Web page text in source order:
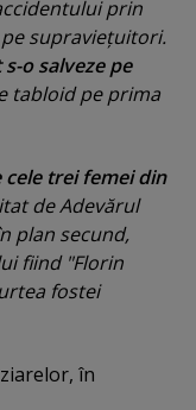
prin
supravieţuitori.
o salveze pe
tabloid pe prima
trei femei din
de Adevărul
plan secund,
fiind "Florin
fostei
în